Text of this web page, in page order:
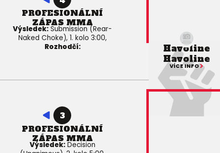
PROFESIONÁLNÍ
ZÁPAS MMA
Výsledek: Submission (Rear-
Naked Choke), 1. kolo 3:00,
Rozhodčí:
Havoline
Havoline
VÍCE INFO
3
PROFESIONÁLNÍ
ZÁPAS MMA
Výsledek:Decision